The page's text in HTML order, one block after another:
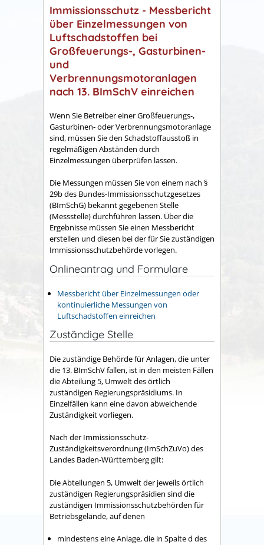
Immissionsschutz - Messbericht
über Einzelmessungen von
Luftschadstoffen bei
Großfeuerungs-, Gasturbinen-
und
Verbrennungsmotoranlagen
nach 13. BImSchV einreichen
Wenn Sie Betreiber einer Großfeuerungs-,
Gasturbinen- oder Verbrennungsmotoranlage
sind, müssen Sie den Schadstoffausstoß in
regelmäßigen Abständen durch
Einzelmessungen überprüfen lassen.
Die Messungen müssen Sie von einem nach §
29b des Bundes-Immissionsschutzgesetzes
(BImSchG) bekannt gegebenen Stelle
(Messstelle) durchführen lassen. Über die
Ergebnisse müssen Sie einen Messbericht
erstellen und diesen bei der für Sie zuständigen
Immissionsschutzbehörde vorlegen.
Onlineantrag und Formulare
Messbericht über Einzelmessungen oder
kontinuierliche Messungen von
Luftschadstoffen einreichen
Zuständige Stelle
Die zuständige Behörde für Anlagen, die unter
die 13. BImSchV fallen, ist in den meisten Fällen
die Abteilung 5, Umwelt des örtlich
zuständigen Regierungspräsidiums. In
Einzelfällen kann eine davon abweichende
Zuständigkeit vorliegen.
Nach der Immissionsschutz-
Zuständigkeitsverordnung (ImSchZuVo) des
Landes Baden-Württemberg gilt:
Die Abteilungen 5, Umwelt der jeweils örtlich
zuständigen Regierungspräsidien sind die
zuständigen Immissionsschutzbehörden für
Betriebsgelände, auf denen
mindestens eine Anlage, die in Spalte d des